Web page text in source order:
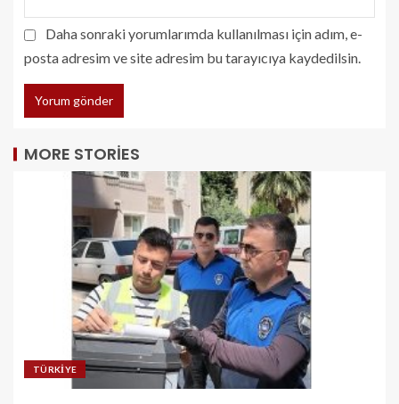
Daha sonraki yorumlarımda kullanılması için adım, e-
posta adresim ve site adresim bu tarayıcıya kaydedilsin.
MORE STORIES
TÜRKIYE